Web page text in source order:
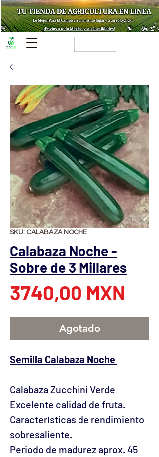
SKU: CALABAZA NOCHE
Calabaza Noche -
Sobre de 3 Millares
3740,00 MXN
Agotado
Semilla Calabaza Noche
Calabaza Zucchini Verde
Excelente calidad de fruta.
Características de rendimiento
sobresaliente.
Periodo de madurez aprox. 45